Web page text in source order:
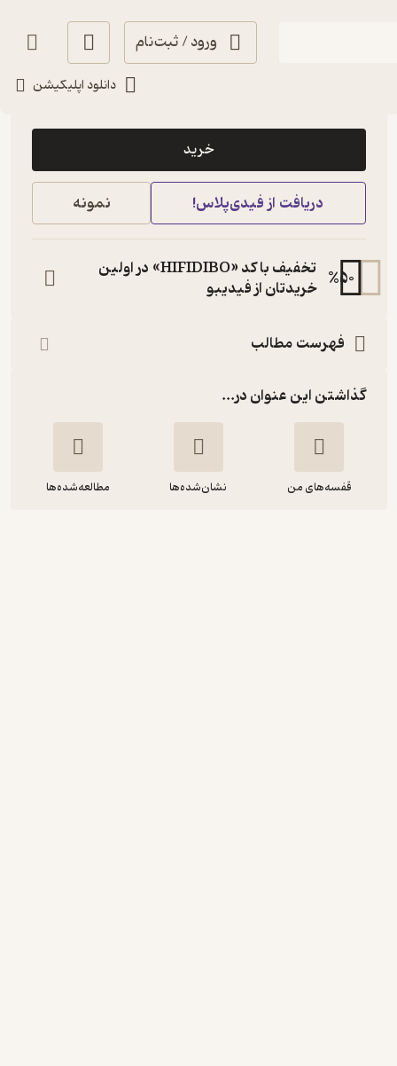
ورود / ثبت‌نام
دانلود اپلیکیشن
40,000
خرید
دریافت از فیدی‌پلاس! نمونه
%50
تخفیف با کد «HIFIDIBO» در اولین
خریدتان از فیدیبو
فهرست مطالب
گذاشتن این عنوان در...
قفسه‌های من نشان‌شده‌ها مطالعه‌شده‌ها